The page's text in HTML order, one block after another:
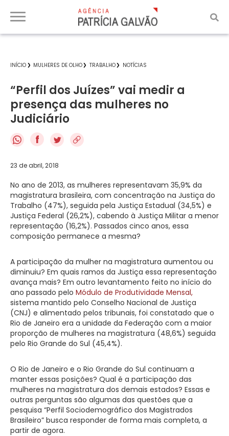
INÍCIO MULHERES DE OLHO TRABALHO NOTÍCIAS
“Perfil dos Juízes” vai medir a
presença das mulheres no
Judiciário
f
23 de abril, 2018
No ano de 2013, as mulheres representavam 35,9% da
magistratura brasileira, com concentração na Justiça do
Trabalho (47%), seguida pela Justiça Estadual (34,5%) e
Justiça Federal (26,2%), cabendo à Justiça Militar a menor
representação (16,2%). Passados cinco anos, essa
composição permanece a mesma?
A participação da mulher na magistratura aumentou ou
diminuiu? Em quais ramos da Justiça essa representação
avança mais? Em outro levantamento feito no início do
ano passado pelo Módulo de Produtividade Mensal,
sistema mantido pelo Conselho Nacional de Justiça
(CNJ) e alimentado pelos tribunais, foi constatado que o
Rio de Janeiro era a unidade da Federação com a maior
proporção de mulheres na magistratura (48,6%) seguida
pelo Rio Grande do Sul (45,4%).
O Rio de Janeiro e o Rio Grande do Sul continuam a
manter essas posições? Qual é a participação das
mulheres na magistratura dos demais estados? Essas e
outras perguntas são algumas das questões que a
pesquisa “Perfil Sociodemográfico dos Magistrados
Brasileiro” busca responder de forma mais completa, a
partir de agora.